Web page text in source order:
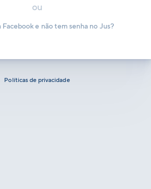
ou
e não tem senha no Jus?
Políticas de privacidade